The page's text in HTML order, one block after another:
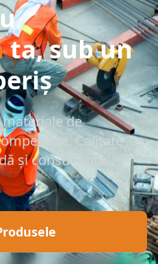
ta, sub un
de
Calitate
și consultanță